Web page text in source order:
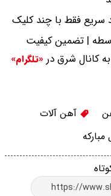
سریع فقط با چند کلیک
| تضمین کیفیت
کانال شرق در «تلگرام»
آهن آلات